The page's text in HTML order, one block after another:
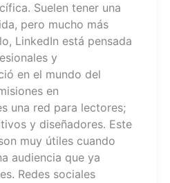
Suelen tener una
pero mucho más
LinkedIn está pensada
y
en el mundo del
en
una red para lectores;
y diseñadores. Este
muy útiles cuando
audiencia que ya
Redes sociales